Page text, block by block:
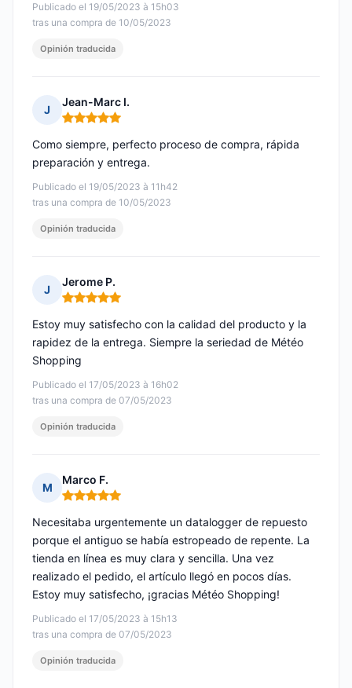
Publicado el 19/05/2023 à 15h03
tras una compra de 10/05/2023
Opinión traducida
J
Jean-Marc I.
Nota: 5 de 5
Publicado el 19/05/2023 à 11h42
tras una compra de 10/05/2023
Como siempre, perfecto proceso de compra, rápida
preparación y entrega.
Opinión traducida
J
Jerome P.
Nota: 5 de 5
Publicado el 17/05/2023 à 16h02
tras una compra de 07/05/2023
Estoy muy satisfecho con la calidad del producto y la
rapidez de la entrega. Siempre la seriedad de Météo
Shopping
Opinión traducida
M
Marco F.
Nota: 5 de 5
Publicado el 17/05/2023 à 15h13
tras una compra de 07/05/2023
Necesitaba urgentemente un datalogger de repuesto
porque el antiguo se había estropeado de repente. La
tienda en línea es muy clara y sencilla. Una vez
realizado el pedido, el artículo llegó en pocos días.
Estoy muy satisfecho, ¡gracias Météo Shopping!
Opinión traducida